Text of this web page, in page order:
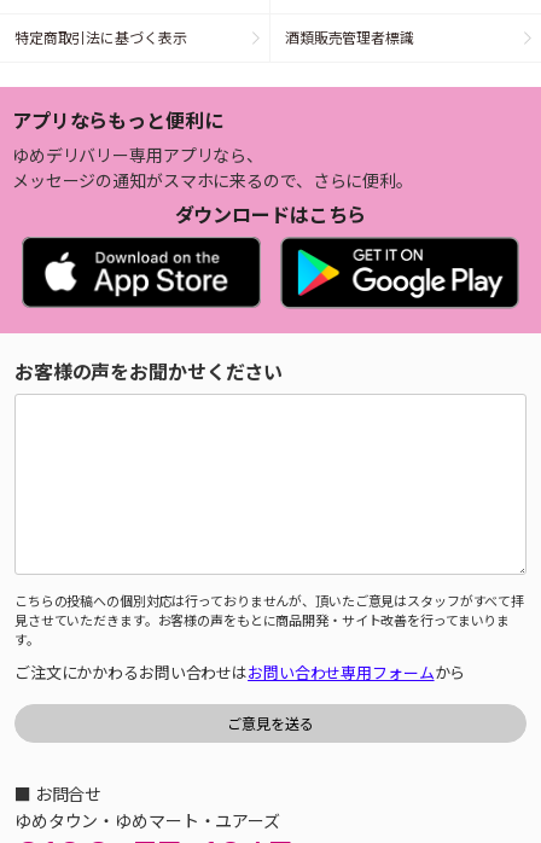
特定商取引法に基づく表示 酒類販売管理者標識
アプリならもっと便利に
ゆめデリバリー専用アプリなら、
メッセージの通知がスマホに来るので、さらに便利。
ダウンロードはこちら
お客様の声をお聞かせください
こちらの投稿への個別対応は行っておりませんが、頂いたご意見はスタッフがすべて拝
見させていただきます。お客様の声をもとに商品開発・サイト改善を行ってまいりま
す。
ご注文にかかわるお問い合わせはお問い合わせ専用フォームから
■ お問合せ
ゆめタウン・ゆめマート・ユアーズ